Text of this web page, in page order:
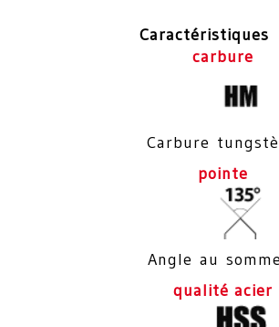
Caractéristiques
carbure
Carbure
pointe
Angle au
qualité acier